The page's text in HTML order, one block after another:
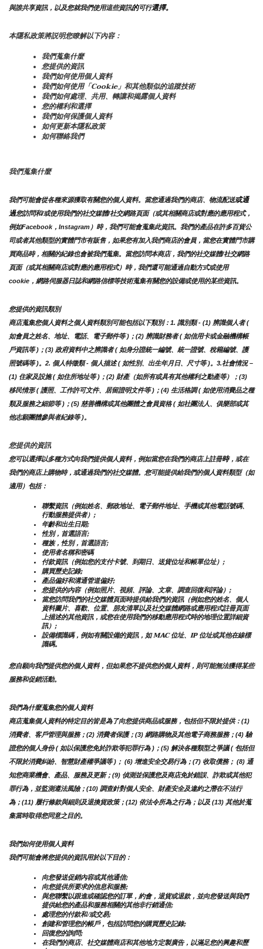
與誰共享資訊，以及您就我們使用這些資訊的可行選擇。
本隱私政策將説明您瞭解以下內容：
我們蒐集什麼
您提供的資訊
我們如何使用個人資料
我們如何使用「Cookie」和其他類似的追蹤技術
我們如何處理、共用、轉讓和揭露個人資料
您的權利和選擇
我們如何保護個人資料
如何更新本隱私政策
如何聯絡我們
我們蒐集什麼
我們可能會從各種來源獲取有關您的個人資料。當您通過我們的商店、物流配送或通
過您訪問和/或使用我們的社交媒體/社交網路頁面（或其相關商店或對應的應用程式，
例如Facebook，Instagram）時，我們可能會蒐集此資訊。我們的產品在許多百貨公
司或者其他類型的實體門市有販售，如果您有加入我們商店的會員，當您在實體門市購
買商品時，相關的紀錄也會被我們蒐集。 當您訪問本商店，我們的社交媒體/社交網路
頁面（或其相關商店或對應的應用程式）時，我們還可能通過自動方式或使用
cookie，網路伺服器日誌和網路信標等技術蒐集有關您的設備或使用的某些資訊。
您提供的資訊類別
商店蒐集您個人資料之個人資料類別可能包括以下類別：1. 識別類 - (1) 辨識個人者 (
如會員之姓名、地址、電話、電子郵件等 )；(2) 辨識財務者 ( 如信用卡或金融機構帳
戶資訊等 )；(3) 政府資料中之辨識者 ( 如身分證統一編號、統一證號、稅籍編號、護
照號碼等 )。2. 個人特徵類 - 個人描述 ( 如性別、出生年月日、尺寸等 )。3.社會情況 –
(1) 住家及設施 ( 如住所地址等 )；(2) 財產（如所有或具有其他權利之動產等）；(3)
移民情形 ( 護照、工作許可文件、居留證明文件等 )；(4) 生活格調 ( 如使用消費品之種
類及服務之細節等 )；(5) 慈善機構或其他團體之會員資格 ( 如社團法人、俱樂部或其
他志願團體參與者紀錄等 )。
您提供的資訊
您可以選擇以多種方式向我們提供個人資料，例如當您在我們的商店上註冊時，或在
我們的商店上購物時，或通過我們的社交媒體。您可能提供給我們的個人資料類型（如
適用）包括：
聯繫資訊（例如姓名、郵政地址、電子郵件地址、手機或其他電話號碼、
行動服務提供者）;
年齡和出生日期;
性別，首選語言;
種族，性別，首選語言;
使用者名稱和密碼
付款資訊（例如您的支付卡號、到期日、送貨位址和帳單位址）;
購買歷史記錄;
產品偏好和溝通管道偏好;
您提供的內容（例如照片、視頻、評論、文章、調查回復和評論）;
當您訪問我們的社交媒體頁面時提供給我們的資訊（例如您的姓名、個人
資料圖片、喜歡、位置、朋友清單以及社交媒體網路或應用程式註冊頁面
上描述的其他資訊，或您在使用我們的移動應用程式時的地理位置詳細資
訊）;
設備標識碼，例如有關設備的資訊，如 MAC 位址、IP 位址或其他在線標
識碼。
您自願向我們提供您的個人資料，但如果您不提供您的個人資料，則可能無法獲得某些
服務和促銷活動。
我們為什麼蒐集您的個人資料
商店蒐集個人資料的特定目的皆是為了向您提供商品或服務，包括但不限於提供：(1)
消費者、客戶管理與服務；(2) 消費者保護；(3) 網路購物及其他電子商務服務；(4) 驗
證您的個人身份 ( 如以保護您免於詐欺等犯罪行為 )；(5) 解決各種類型之爭議 ( 包括但
不限於消費糾紛、智慧財產權爭議等 )； (6) 增進安全交易行為；(7) 收取債務； (8) 通
知您商業機會、產品、服務及更新；(9) 偵測並保護您及商店免於錯誤、詐欺或其他犯
罪行為，並監測遵法風險；(10) 調查針對個人安全、財產安全及違約之潛在不法行
為；(11) 履行條款與細則及退換貨政策；(12) 依法令所為之行為；以及 (13) 其他於蒐
集當時取得您同意之目的。
我們如何使用個人資料
我們可能會將您提供的資訊用於以下目的：
向您發送促銷內容或其他通信;
向您提供所要求的信息和服務;
與您聯繫以跟進或確認您的訂單，約會，退貨或退款，並向您發送與我們
提供給您的產品和服務相關的其他非行銷通信;
處理您的付款和/或交易;
創建和管理您的帳戶，包括訪問您的購買歷史記錄;
回復您的詢問;
在我們的商店、社交媒體商店和其他地方定製廣告，以滿足您的興趣和歷